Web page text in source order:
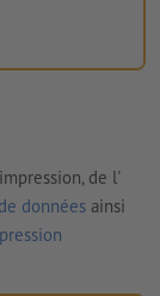
de l'
données ainsi